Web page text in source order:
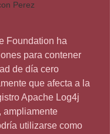
Perez
Foundation ha
para contener
de día cero
que afecta a la
Apache Log4j
ampliamente
utilizarse como